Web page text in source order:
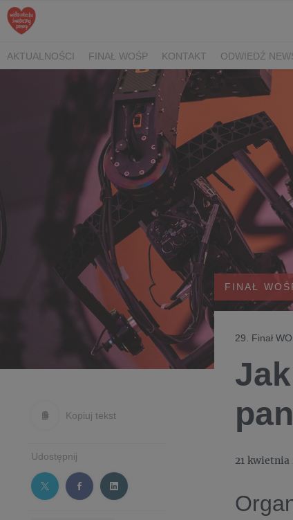
AKTUALNOŚCI FINAŁ WOŚP KONTAKT ODWIEDŹ
Kopiuj tekst
Udostępnij
FINAŁ
29. Finał
21 kwietnia